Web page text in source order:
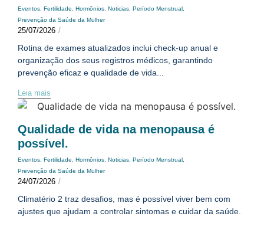
Eventos, Fertilidade, Hormônios, Noticias, Período Menstrual,
Prevenção da Saúde da Mulher
25/07/2026 /
Rotina de exames atualizados inclui check-up anual e
organização dos seus registros médicos, garantindo
prevenção eficaz e qualidade de vida...
Leia mais
Qualidade de vida na menopausa é
possível.
Eventos, Fertilidade, Hormônios, Noticias, Período Menstrual,
Prevenção da Saúde da Mulher
24/07/2026 /
Climatério 2 traz desafios, mas é possível viver bem com
ajustes que ajudam a controlar sintomas e cuidar da saúde.